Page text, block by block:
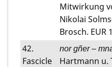
Mitwirkung
Nikolai
Brosch. EUR
42.
Fascicle
nor gñer –
Hartmann u.